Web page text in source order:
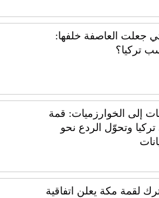
جعلت العاصفة خلفها:
تركيا؟
إلى الخوارزميات: قمة
تركيا وتحوّل الردع نحو
لقمة مكة يعلن اتفاقية